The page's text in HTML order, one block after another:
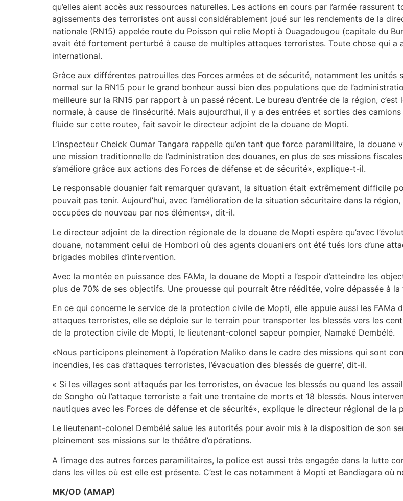
qu’elles aient accès aux ressources naturelles. Les actions en cours par l’armée
agissements des terroristes ont aussi considérablement joué sur les rendements de la
nationale (RN15) appelée route du Poisson qui relie Mopti à Ouagadougou (capitale du
avait été fortement perturbé à cause de multiples attaques terroristes. Toute chose qui
international.
Grâce aux différentes patrouilles des Forces armées et de sécurité, notamment les
normal sur la RN15 pour le grand bonheur aussi bien des populations que de
meilleure sur la RN15 par rapport à un passé récent. Le bureau d’entrée de la région,
normale, à cause de l’insécurité. Mais aujourd’hui, il y a des entrées et sorties des
fluide sur cette route», fait savoir le directeur adjoint de la douane de Mopti.
L’inspecteur Cheick Oumar Tangara rappelle qu’en tant que force paramilitaire, la
une mission traditionnelle de l’administration des douanes, en plus de ses missions
s’améliore grâce aux actions des Forces de défense et de sécurité», explique-t-il.
Le responsable douanier fait remarquer qu’avant, la situation était extrêmement difficile
pouvait pas tenir. Aujourd’hui, avec l’amélioration de la situation sécuritaire dans la
occupées de nouveau par nos éléments», dit-il.
Le directeur adjoint de la direction régionale de la douane de Mopti espère qu’avec
douane, notamment celui de Hombori où des agents douaniers ont été tués lors d’une
brigades mobiles d’intervention.
Avec la montée en puissance des FAMa, la douane de Mopti a l’espoir d’atteindre les
plus de 70% de ses objectifs. Une prouesse qui pourrait être rééditée, voire dépassée à
En ce qui concerne le service de la protection civile de Mopti, elle appuie aussi les FAMa
attaques terroristes, elle se déploie sur le terrain pour transporter les blessés vers les
de la protection civile de Mopti, le lieutenant-colonel sapeur pompier, Namaké Dembélé.
«Nous participons pleinement à l’opération Maliko dans le cadre des missions qui sont
incendies, les cas d’attaques terroristes, l’évacuation des blessés de guerre’, dit-il.
« Si les villages sont attaqués par les terroristes, on évacue les blessés ou quand les
de Songho où l’attaque terroriste a fait une trentaine de morts et 18 blessés. Nous
nautiques avec les Forces de défense et de sécurité», explique le directeur régional de
Le lieutenant-colonel Dembélé salue les autorités pour avoir mis à la disposition de son
pleinement ses missions sur le théâtre d’opérations.
A l’image des autres forces paramilitaires, la police est aussi très engagée dans la lutte
dans les villes où est elle est présente. C’est le cas notamment à Mopti et Bandiagara où
MK/OD (AMAP)